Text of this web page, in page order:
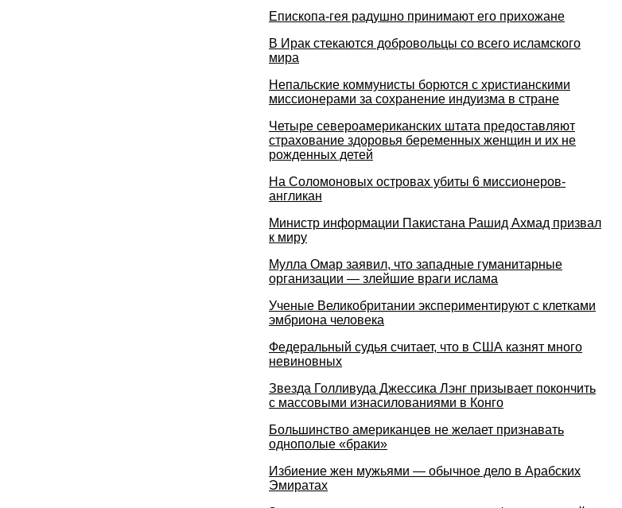
Епископа-гея радушно принимают его прихожане
В Ирак стекаются добровольцы со всего исламского
мира
Непальские коммунисты борются с христианскими
миссионерами за сохранение индуизма в стране
Четыре североамериканских штата предоставляют
страхование здоровья беременных женщин и их не
рожденных детей
На Соломоновых островах убиты 6 миссионеров-
англикан
Министр информации Пакистана Рашид Ахмад призвал
к миру
Мулла Омар заявил, что западные гуманитарные
организации — злейшие враги ислама
Ученые Великобритании экспериментируют с клетками
эмбриона человека
Федеральный судья считает, что в США казнят много
невиновных
Звезда Голливуда Джессика Лэнг призывает покончить
с массовыми изнасилованиями в Конго
Большинство американцев не желает признавать
однополые «браки»
Избиение жен мужьями — обычное дело в Арабских
Эмиратах